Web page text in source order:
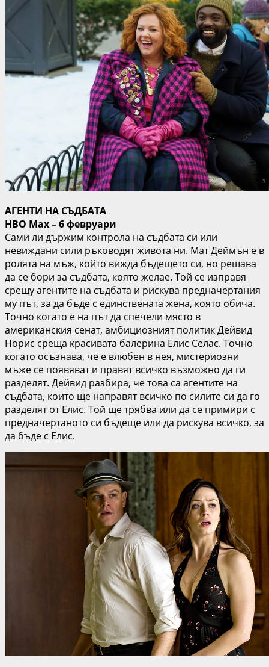
АГЕНТИ НА СЪДБАТА
HBO Max – 6 февруари
Сами ли държим контрола на съдбата си или
невиждани сили ръководят живота ни. Мат Деймън е в
ролята на мъж, който вижда бъдещето си, но решава
да се бори за съдбата, която желае. Той се изправя
срещу агентите на съдбата и рискува предначертания
му път, за да бъде с единствената жена, която обича.
Точно когато е на път да спечели място в
американския сенат, амбициозният политик Дейвид
Норис среща красивата балерина Елис Селас. Точно
когато осъзнава, че е влюбен в нея, мистериозни
мъже се появяват и правят всичко възможно да ги
разделят. Дейвид разбира, че това са агентите на
съдбата, които ще направят всичко по силите си да го
разделят от Елис. Той ще трябва или да се примири с
предначертаното си бъдеще или да рискува всичко, за
да бъде с Елис.